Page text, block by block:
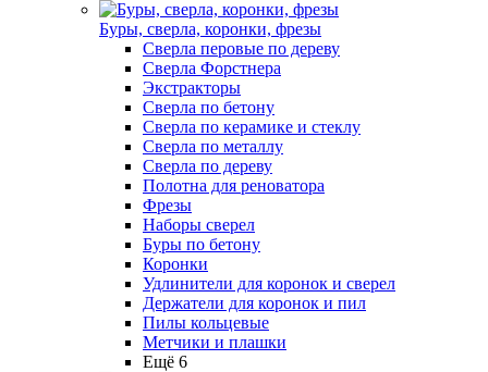
Буры, сверла, коронки, фрезы
Сверла перовые по дереву
Сверла Форстнера
Экстракторы
Сверла по бетону
Сверла по керамике и стеклу
Сверла по металлу
Сверла по дереву
Полотна для реноватора
Фрезы
Наборы сверел
Буры по бетону
Коронки
Удлинители для коронок и сверел
Держатели для коронок и пил
Пилы кольцевые
Метчики и плашки
Ещё 6